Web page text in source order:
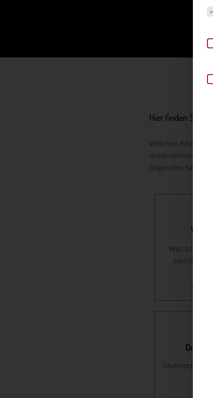
Hier finden Sie
Welchen Einfluss
Unternehmen?
folgenden Seiten
Was ist bei
rechtlich zu
Online-
Übersetzung